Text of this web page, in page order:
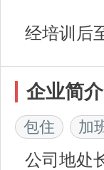
经培训后
企业简介
包住 加
公司地处